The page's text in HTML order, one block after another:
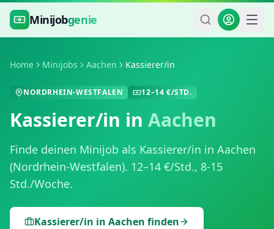
Zum Hauptinhalt springen
Minijobgenie
Home Minijobs Aachen Kassierer/in
NORDRHEIN-WESTFALEN 12–14 €/STD.
Kassierer/in in Aachen
Finde deinen Minijob als Kassierer/in in Aachen
(Nordrhein-Westfalen). 12–14 €/Std., 8-15
Std./Woche.
Kassierer/in in Aachen finden